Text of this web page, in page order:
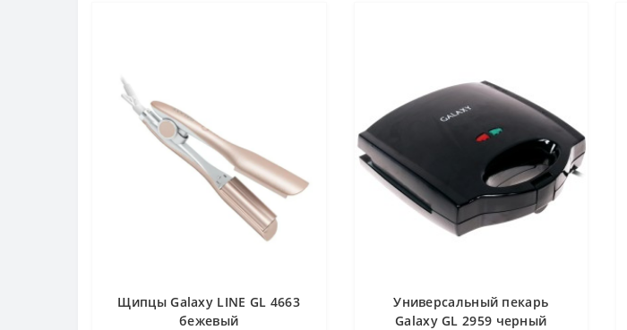
Щипцы Galaxy LINE GL 4663
бежевый
Универсальный пекарь
Galaxy GL 2959 черный